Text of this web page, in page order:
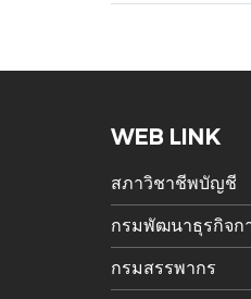
WEB LINK
สภาวิชาชีพบัญชี
กรมพัฒนาธุรกิจก
กรมสรรพากร